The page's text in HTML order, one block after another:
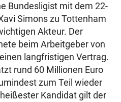
Bundesligist mit dem 22-
Simons zu Tottenham
Akteur. Der
beim Arbeitgeber von
langfristigen Vertrag.
rund 60 Millionen Euro
zum Teil wieder
Kandidat gilt der